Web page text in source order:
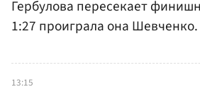
Гербулова пересекает
1:27 проиграла она Шевченко.
13:15